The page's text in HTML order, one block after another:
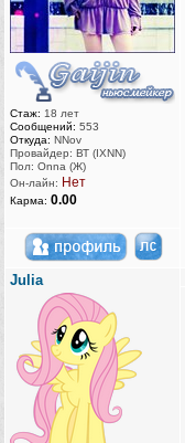
Стаж: 18 лет
Сообщений: 553
Откуда: NNov
Провайдер: ВТ (IXNN)
Пол: Onna (Ж)
Он-лайн: Нет
Карма: 0.00
Julia